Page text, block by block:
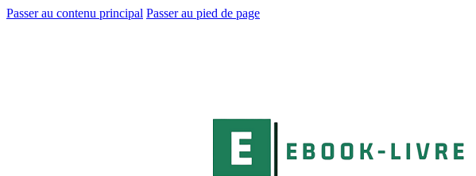
Passer au contenu principal Passer au pied de page